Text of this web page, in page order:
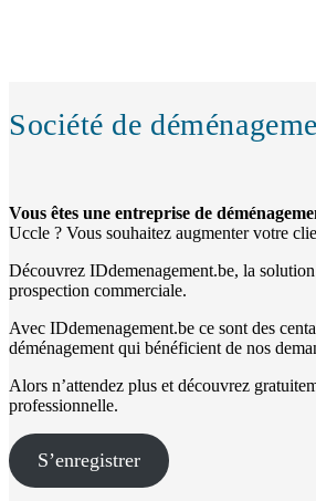
Société de
Vous êtes une entreprise de
Uccle ? Vous souhaitez augmenter votre
Découvrez IDdemenagement.be, la
prospection commerciale.
Avec IDdemenagement.be ce sont des
déménagement qui bénéficient de nos
Alors n’attendez plus et découvrez
professionnelle.
S’enregistrer